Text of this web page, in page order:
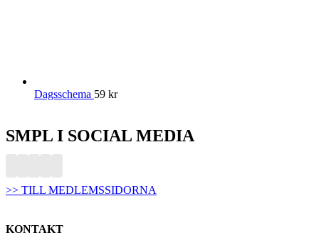
Dagsschema 59 kr
SMPL I SOCIAL MEDIA
>> TILL MEDLEMSSIDORNA
KONTAKT